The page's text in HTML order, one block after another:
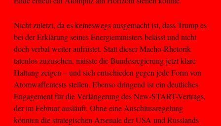
Nicht zuletzt, da es keineswegs ausgemacht ist, dass Trump es
bei der Erklärung seines Energieministers belässt und nicht
doch verbal weiter aufrüstet. Statt dieser Macho-Rhetorik
tatenlos zuzusehen, müsste die Bundesregierung jetzt klare
Haltung zeigen – und sich entschieden gegen jede Form von
Atomwaffentests stellen. Ebenso dringend ist ein deutliches
Engagement für die Verlängerung des New-START-Vertrags,
der im Februar ausläuft. Ohne eine Anschlussregelung
könnten die strategischen Arsenale der USA und Russlands